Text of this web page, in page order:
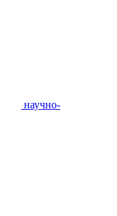
научно-